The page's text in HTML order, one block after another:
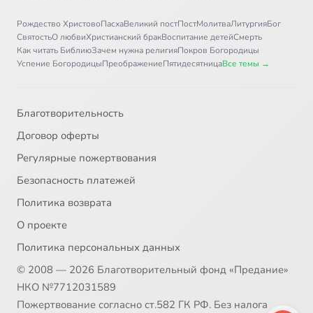
31 Исаакиевский собор
33
35
36
Новоспасский монастырь
38
Рождество ХристовоПасхаВеликий постПостМолитваЛитургияБог
СвятостьО любвиХристианский бракВоспитание детейСмерть
Как читать БиблиюЗачем нужна религияПокров Богородицы
Успение БогородицыПреображениеПятидесятницаВсе темы →
Благотворительность
Договор оферты
Регулярные пожертвования
Безопасность платежей
Политика возврата
О проекте
Политика персональных данных
© 2008 — 2026 Благотворительный фонд «Предание»
НКО №7712031589
Пожертвование согласно ст.582 ГК РФ. Без налога